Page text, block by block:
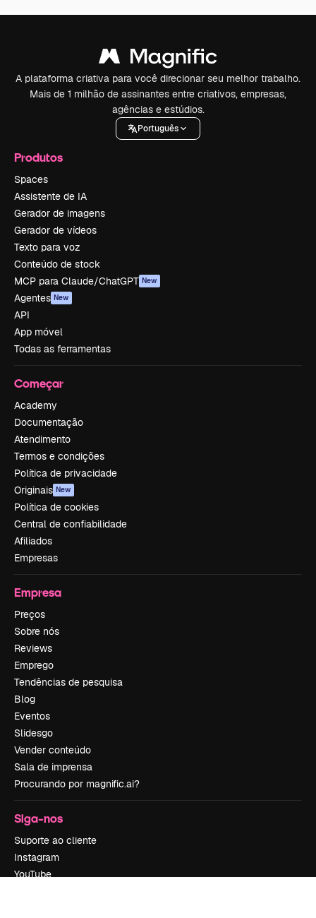
A plataforma criativa para você direcionar seu melhor trabalho.
Mais de 1 milhão de assinantes entre criativos, empresas,
agências e estúdios.
Português
Produtos
Spaces
Assistente de IA
Gerador de imagens
Gerador de vídeos
Texto para voz
Conteúdo de stock
MCP para Claude/ChatGPT New
Agentes New
API
App móvel
Todas as ferramentas
Começar
Academy
Documentação
Atendimento
Termos e condições
Política de privacidade
Originais New
Política de cookies
Central de confiabilidade
Afiliados
Empresas
Empresa
Preços
Sobre nós
Reviews
Emprego
Tendências de pesquisa
Blog
Eventos
Slidesgo
Vender conteúdo
Sala de imprensa
Procurando por magnific.ai?
Siga-nos
Suporte ao cliente
Instagram
YouTube